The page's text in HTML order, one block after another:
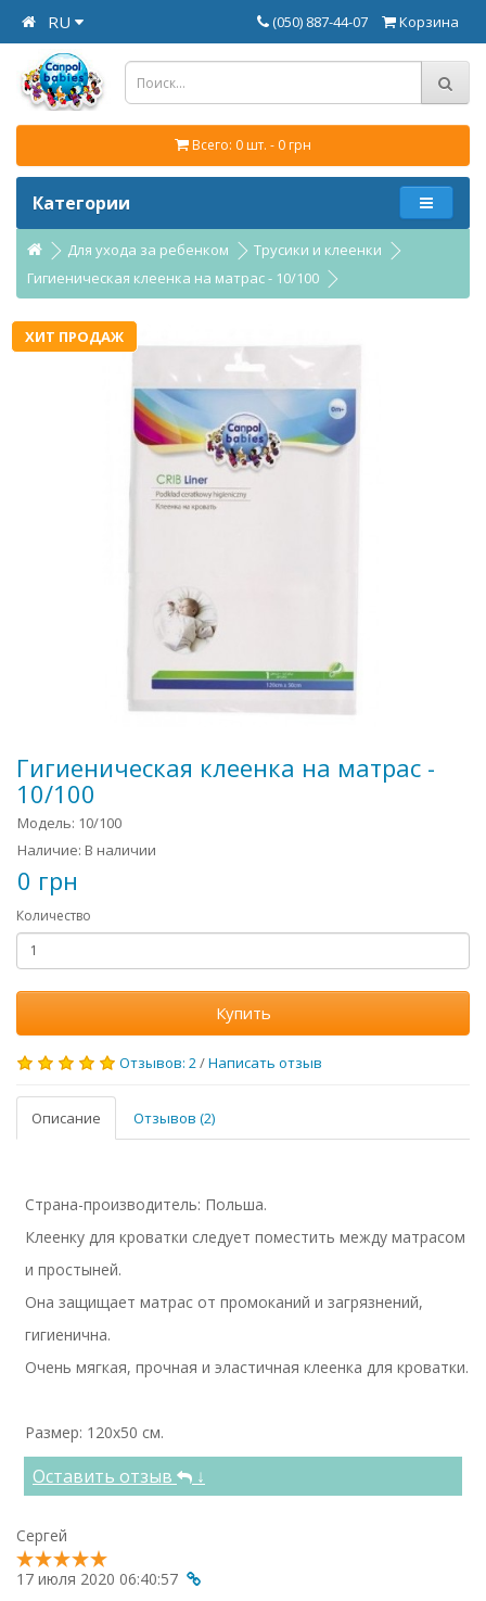
RU Корзина
(050) 887-44-07
Всего: 0 шт. - 0 грн
Категории
Для ухода за ребенком
Трусики и клеенки
Гигиеническая клеенка на матрас - 10/100
ХИТ ПРОДАЖ
Гигиеническая клеенка на матрас -
10/100
Модель: 10/100
Наличие: В наличии
0 грн
Количество
Купить
Отзывов: 2 /Написать отзыв
Описание Отзывов (2)
Страна-производитель: Польша.
Клеенку для кроватки следует поместить между матрасом
и простыней.
Она защищает матрас от промоканий и загрязнений,
гигиенична.
Очень мягкая, прочная и эластичная клеенка для кроватки.
Размер: 120х50 см.
Оставить отзыв ↓
Сергей
17 июля 2020 06:40:57